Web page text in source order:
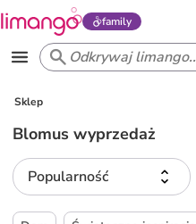
family
Sklep
Blomus wyprzedaż
Popularność